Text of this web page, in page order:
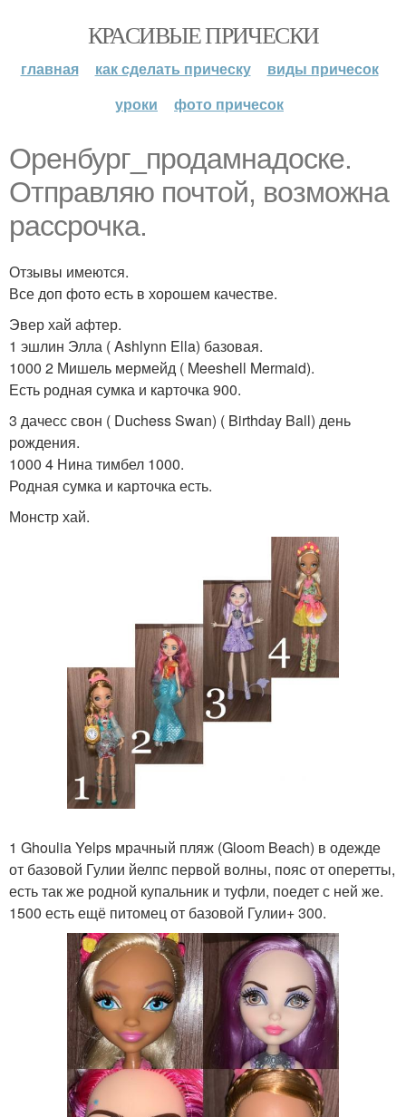
КРАСИВЫЕ ПРИЧЕСКИ
главная как сделать прическу
виды причесок
уроки
фото причесок
Оренбург_продамнадоске.
Отправляю почтой, возможна
рассрочка.
Отзывы имеются.
Все доп фото есть в хорошем качестве.
Эвер хай афтер.
1 эшлин Элла ( Ashlynn Ella) базовая.
1000 2 Мишель мермейд ( Meeshell Mermaid).
Есть родная сумка и карточка 900.
3 дачесс свон ( Duchess Swan) ( Birthday Ball) день
рождения.
1000 4 Нина тимбел 1000.
Родная сумка и карточка есть.
Монстр хай.
1 Ghoulia Yelps мрачный пляж (Gloom Beach) в одежде
от базовой Гулии йелпс первой волны, пояс от оперетты,
есть так же родной купальник и туфли, поедет с ней же.
1500 есть ещё питомец от базовой Гулии+ 300.